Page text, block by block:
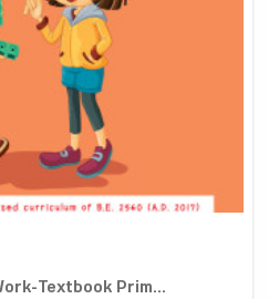
Textbook Prim...